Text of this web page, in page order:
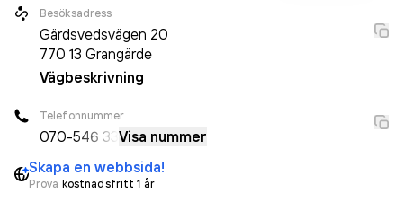
Besöksadress
Gärdsvedsvägen 20
770 13 Grangärde
Vägbeskrivning
Telefonnummer
070-546 33 Visa nummer
Skapa en webbsida!
Prova kostnadsfritt 1 år